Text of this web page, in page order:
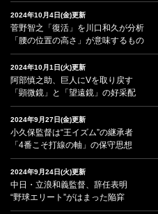
2024年10月4日(金)更新
菅野智之「復活」を川口和久が分析
「腰の位置の高さ」が意味するもの
2024年10月1日(火)更新
阿部慎之助、巨人にVを取り戻す
「顕微鏡」と「望遠鏡」の好采配
2024年9月27日(金)更新
小久保監督は“王イズム”の継承者
「4番こそ打線の軸」の保守思想
2024年9月24日(火)更新
中日・立浪和義監督、辞任表明
“野球エリート”がはまった陥穽